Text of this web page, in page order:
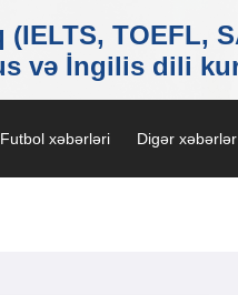
Futbol xəbərləri Digər xəbərlər